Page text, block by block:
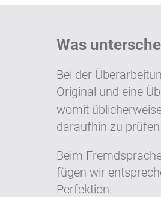
Was
Bei der
Original und eine
womit
daraufhin zu
Beim
fügen wir
Perfektion.